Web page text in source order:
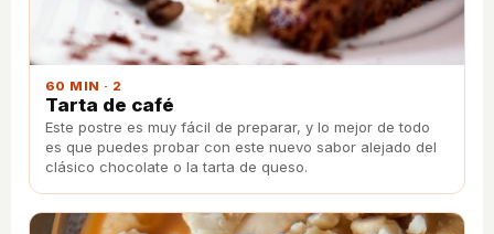
60 MIN · 2
Tarta de café
Este postre es muy fácil de preparar, y lo mejor de todo
es que puedes probar con este nuevo sabor alejado del
clásico chocolate o la tarta de queso.